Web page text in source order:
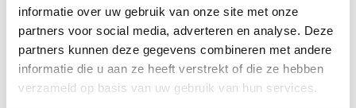
informatie over uw gebruik van onze site met onze
partners voor social media, adverteren en analyse. Deze
partners kunnen deze gegevens combineren met andere
informatie die u aan ze heeft verstrekt of die ze hebben
verzameld op basis van uw gebruik van hun services.
Abonneer